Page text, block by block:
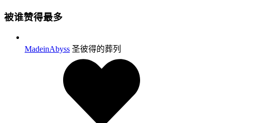
被谁赞得最多
MadeinAbyss 圣彼得的葬列